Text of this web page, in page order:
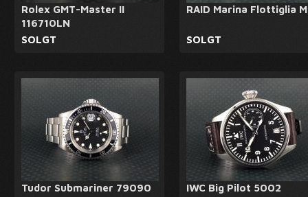
Rolex GMT-Master II
116710LN
SOLGT
RAID Marina Flottiglia
SOLGT
Tudor Submariner 79090 IWC Big Pilot 5002